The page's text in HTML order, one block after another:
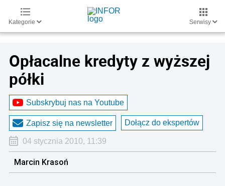
Kategorie Serwisy
Opłacalne kredyty z wyższej
półki
Subskrybuj nas na Youtube
Zapisz się na newsletter Dołącz do ekspertów
04 stycznia 2010, 11:39
Marcin Krasoń